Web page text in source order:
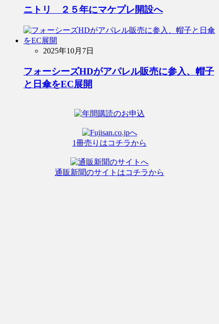
ニトリ ２５年にマケプレ開設へ
2025年10月7日
フォーシーズHDがアパレル販売に参入、帽子
と日傘をEC展開
1冊売りはコチラから
通販新聞のサイトはコチラから